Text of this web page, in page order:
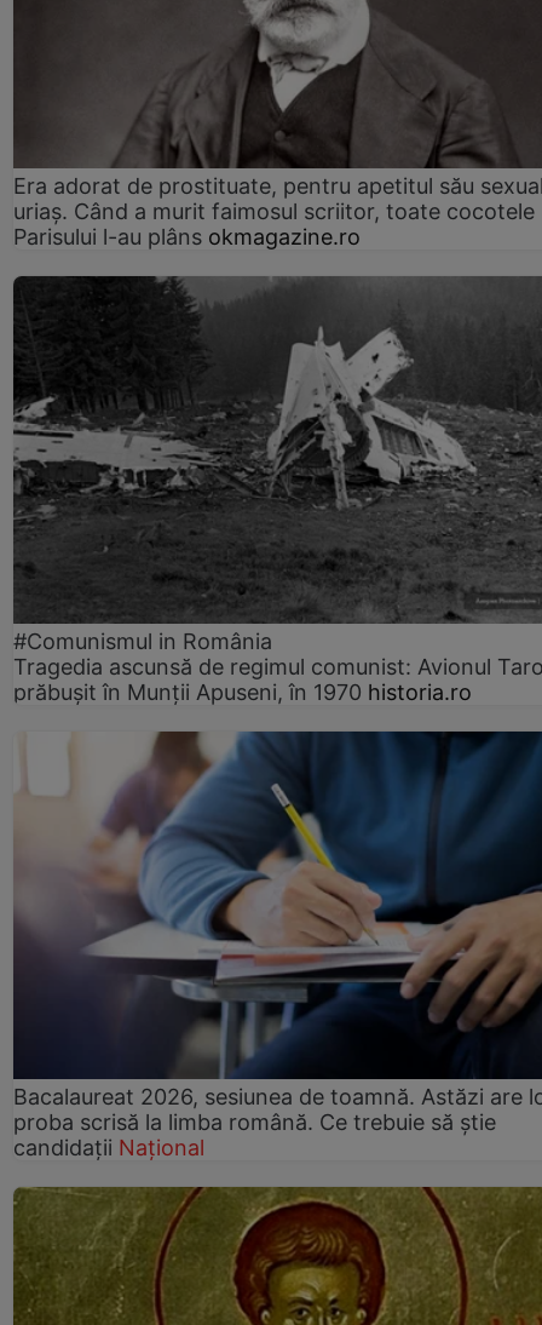
Era adorat de prostituate, pentru apetitul său
uriaș. Când a murit faimosul scriitor, toate cocotele
Parisului l-au plâns okmagazine.ro
#Comunismul in România
Tragedia ascunsă de regimul comunist: Avionul
prăbușit în Munții Apuseni, în 1970 historia.ro
Bacalaureat 2026, sesiunea de toamnă. Astăzi are
proba scrisă la limba română. Ce trebuie să știe
candidații Național